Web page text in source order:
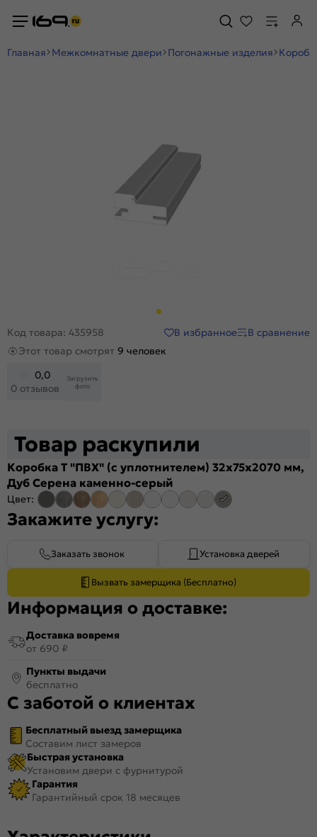
Главная Межкомнатные двери Погонажные изделия
Код товара: 435958 В избранное
В сравнение
Этот товар смотрят 9 человек
0,0
0 отзывов
Загрузить
фото
Товар раскупили
Коробка Т "ПВХ" (с уплотнителем) 32х75x2070 мм,
Дуб Серена каменно-серый
Цвет:
Закажите услугу:
Заказать звонок Установка дверей
Вызвать замерщика (Бесплатно)
Информация о доставке:
Доставка вовремя
от 690 ₽
Пункты выдачи
бесплатно
С заботой о клиентах
Бесплатный выезд замерщика
Составим лист замеров
Быстрая установка
Установим двери с фурнитурой
Гарантия
Гарантийный срок 18 месяцев